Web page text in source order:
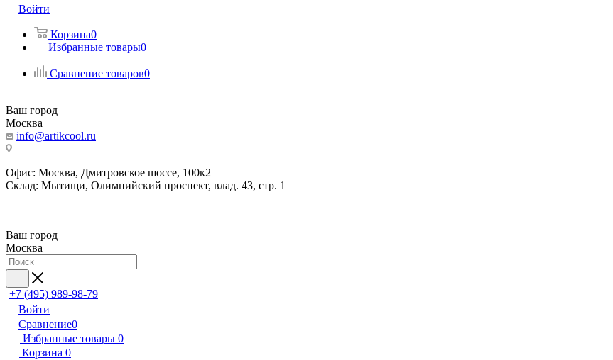
Войти
Корзина0
Избранные товары0
Сравнение товаров0
Ваш город
Москва
info@artikcool.ru
Офис: Москва, Дмитровское шоссе, 100к2
Склад: Мытищи, Олимпийский проспект, влад. 43, стр. 1
Ваш город
Москва
+7 (495) 989-98-79
Войти
Сравнение0
Избранные товары 0
Корзина 0